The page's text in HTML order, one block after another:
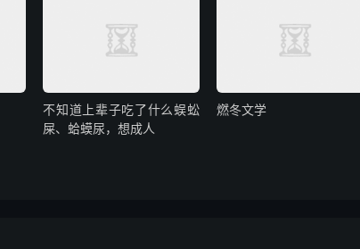
不知道上辈子吃了什么蜈蚣
屎、蛤蟆尿，想成人
燃冬文学